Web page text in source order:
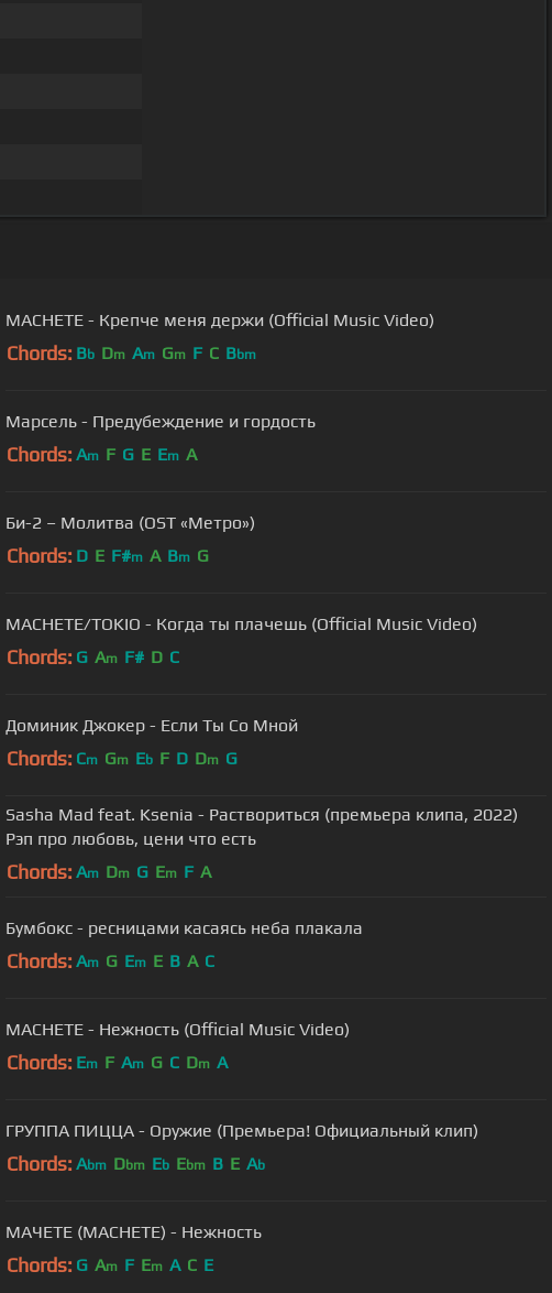
MACHETE - Крепче меня держи (Official Music Video)
Chords: Bb Dm Am Gm F C Bbm
Марсель - Предубеждение и гордость
Chords: Am F G E Em A
Би-2 – Молитва (OST «Метро»)
Chords: D E F#m A Bm G
MACHETE/TOKIO - Когда ты плачешь (Official Music Video)
Chords: G Am F# D C
Доминик Джокер - Если Ты Со Мной
Chords: Cm Gm Eb F D Dm G
Sasha Mad feat. Ksenia - Раствориться (премьера клипа, 2022)
Рэп про любовь, цени что есть
Chords: Am Dm G Em F A
Бумбокс - ресницами касаясь неба плакала
Chords: Am G Em E B A C
MACHETE - Нежность (Official Music Video)
Chords: Em F Am G C Dm A
ГРУППА ПИЦЦА - Оружие (Премьера! Официальный клип)
Chords: Abm Dbm Eb Ebm B E Ab
МАЧЕТЕ (MACHETE) - Нежность
Chords: G Am F Em A C E